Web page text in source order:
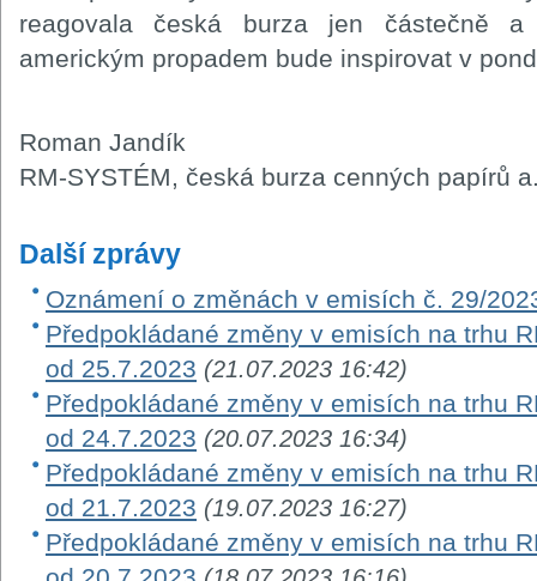
reagovala česká burza jen částečně
americkým propadem bude inspirovat v
Roman Jandík
RM-SYSTÉM, česká burza cenných papírů
Další zprávy
Oznámení o změnách v emisích č. 29/
Předpokládané změny v emisích na trhu
od 25.7.2023 (21.07.2023 16:42)
Předpokládané změny v emisích na trhu
od 24.7.2023 (20.07.2023 16:34)
Předpokládané změny v emisích na trhu
od 21.7.2023 (19.07.2023 16:27)
Předpokládané změny v emisích na trhu